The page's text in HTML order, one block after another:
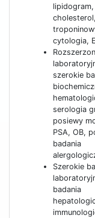
lipidogram,
cytologia,
szerokie
serologia
posiewy
PSA, OB,
badania
Szerokie
badania